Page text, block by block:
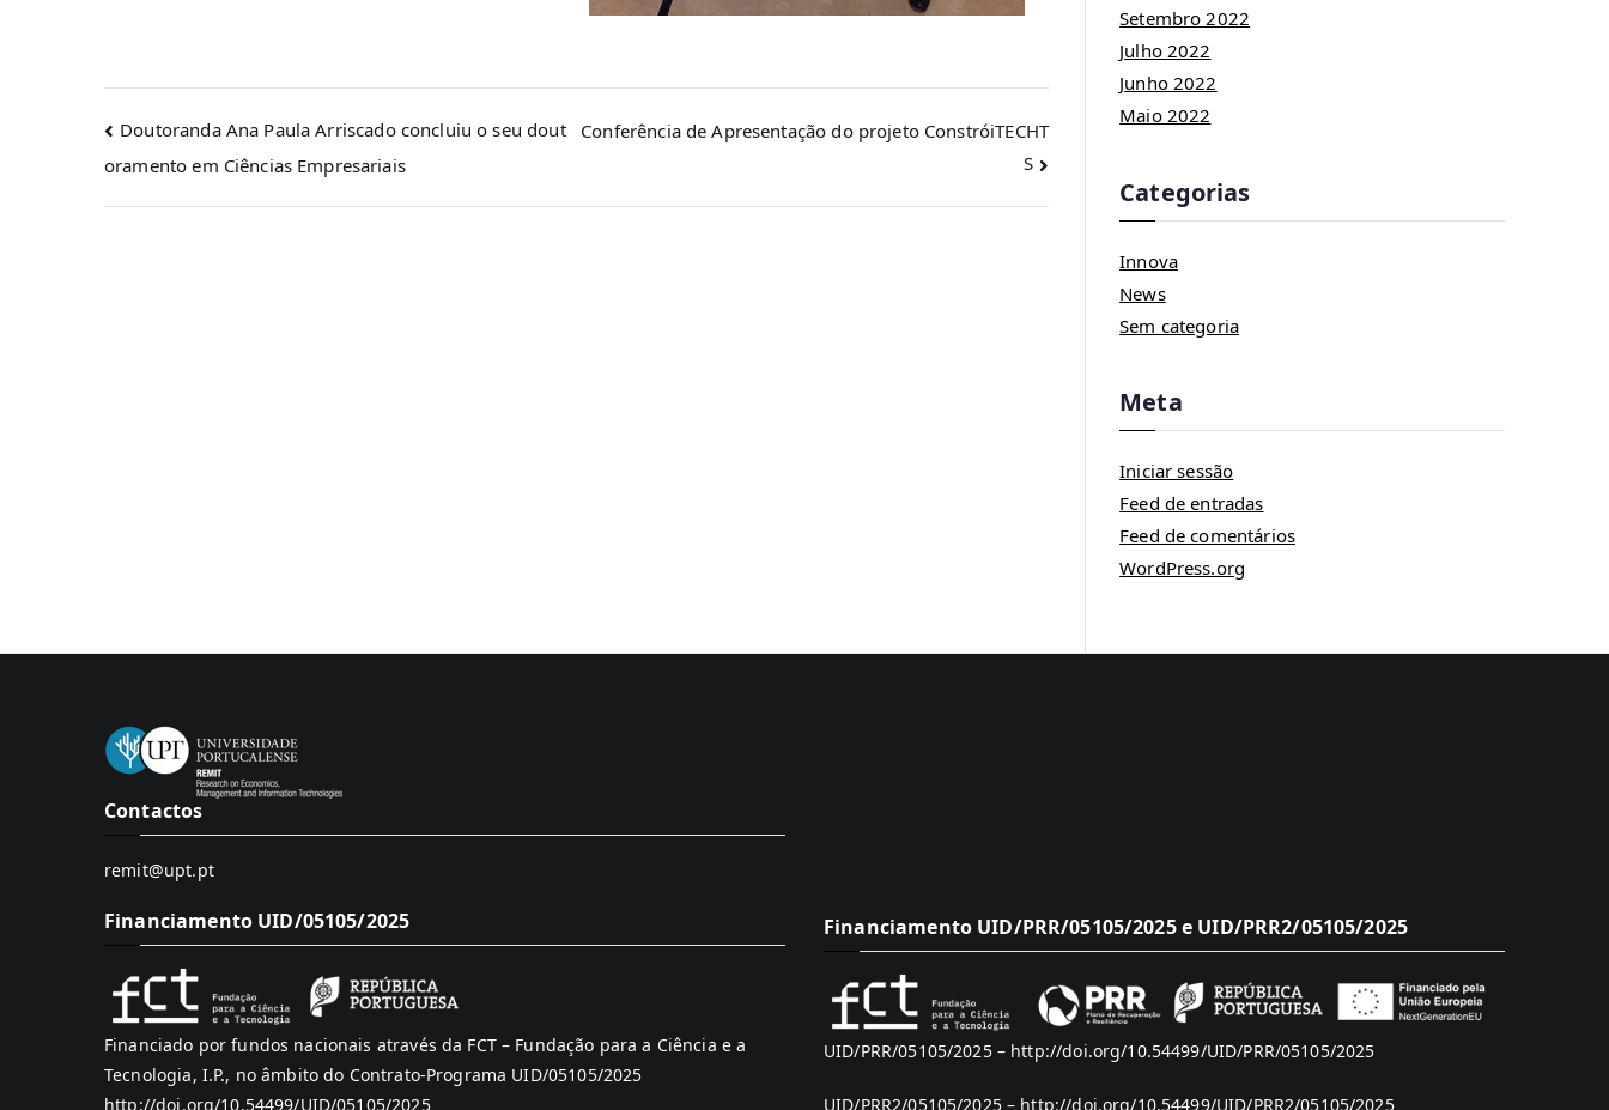
Doutoranda Ana Paula Arriscado concluiu o seu dout
oramento em Ciências Empresariais
Conferência de Apresentação do projeto ConstróiTECHT
S
Setembro 2022
Julho 2022
Junho 2022
Maio 2022
Categorias
Innova
News
Sem categoria
Meta
Iniciar sessão
Feed de entradas
Feed de comentários
WordPress.org
Contactos
remit@upt.pt
Financiamento UID/05105/2025
Financiado por fundos nacionais através da FCT – Fundação para a Ciência e a
Tecnologia, I.P., no âmbito do Contrato-Programa UID/05105/2025
http://doi.org/10.54499/UID/05105/2025
Financiamento UID/PRR/05105/2025 e UID/PRR2/05105/2025
UID/PRR/05105/2025 – http://doi.org/10.54499/UID/PRR/05105/2025
UID/PRR2/05105/2025 – http://doi.org/10.54499/UID/PRR2/05105/2025